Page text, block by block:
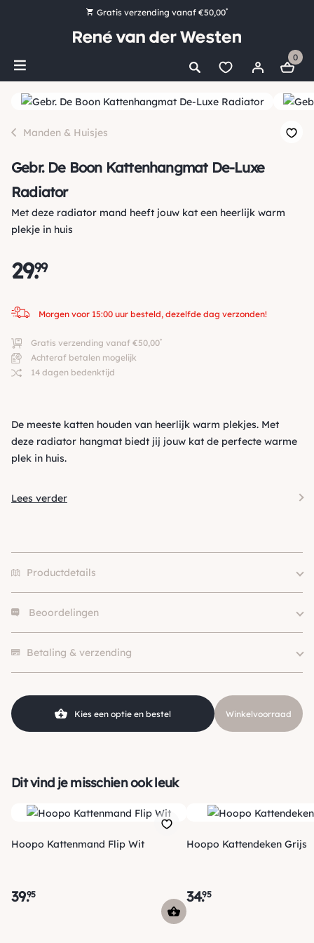
Gratis verzending vanaf €50,00*
Bestel nu, betaal later met Klarna
Ruim 16.000 artikelen op voorraad
0
Manden & Huisjes
Gebr. De Boon Kattenhangmat De-Luxe
Radiator
Met deze radiator mand heeft jouw kat een heerlijk warm
plekje in huis
29.
99
Morgen voor 15:00 uur besteld, dezelfde dag verzonden!
Gratis verzending vanaf €50,00*
Achteraf betalen mogelijk
14 dagen bedenktijd
De meeste katten houden van heerlijk warm plekjes. Met
deze radiator hangmat biedt jij jouw kat de perfecte warme
plek in huis.
Lees verder
Productdetails
Color
Merk
Gebr. de Boon
Kleur
Beoordelingen
Betaling & verzending
Kies een optie en bestel Winkelvoorraad
Dit vind je misschien ook leuk
Hoopo Kattenmand Flip Wit
39.95
Hoopo Kattendeken Grijs
34.95